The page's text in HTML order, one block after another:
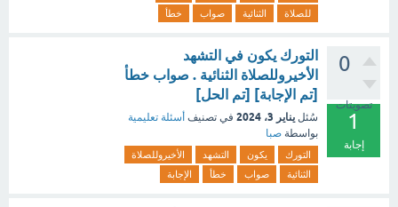
للصلاة
الثنائية صواب خطأ
0
تصويتات
1
إجابة
التورك يكون في التشهد
الأخيروللصلاة الثنائية . صواب خطأ
[تم الإجابة] [تم الحل]
سُئل يناير 3، 2024 في تصنيف أسئلة تعليمية
بواسطة صبا
التورك يكون التشهد
الأخيروللصلاة
الثنائية
صواب خطأ الإجابة